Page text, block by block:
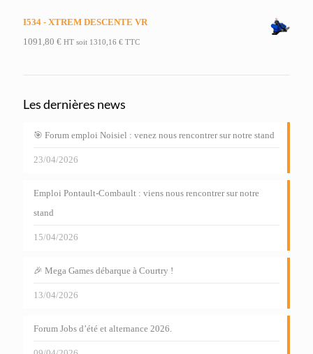
I534 - XTREM DESCENTE VR
1091,80 € HT soit 1310,16 € TTC
Les dernières news
🎯 Forum emploi Noisiel : venez nous rencontrer sur notre stand
23/04/2026
Emploi Pontault-Combault : viens nous rencontrer sur notre
stand
15/04/2026
🎉 Mega Games débarque à Courtry !
13/04/2026
Forum Jobs d’été et alternance 2026.